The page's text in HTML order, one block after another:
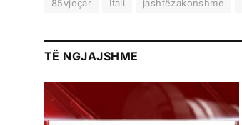
85vjeçar Itali jashtëzakonshme
TË NGJAJSHME